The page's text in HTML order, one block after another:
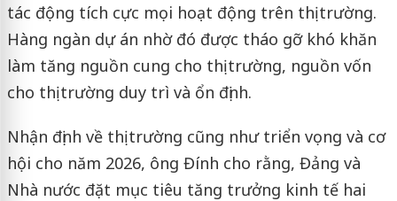
tác động tích cực mọi hoạt động trên thị trường.
Hàng ngàn dự án nhờ đó được tháo gỡ khó khăn
làm tăng nguồn cung cho thị trường, nguồn vốn
cho thị trường duy trì và ổn định.
Nhận định về thị trường cũng như triển vọng và cơ
hội cho năm 2026, ông Đính cho rằng, Đảng và
Nhà nước đặt mục tiêu tăng trưởng kinh tế hai